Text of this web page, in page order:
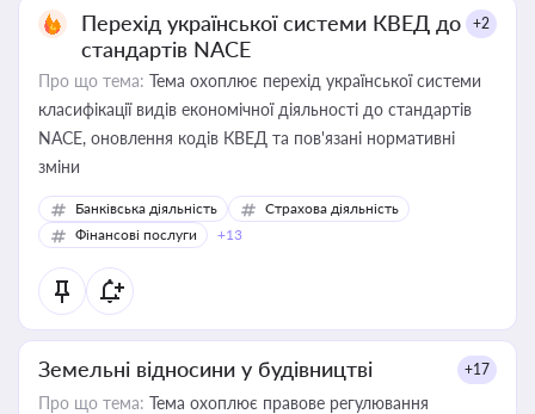
Перехід української системи КВЕД до
стандартів NACE
+2
Про що тема: Тема охоплює перехід української системи
класифікації видів економічної діяльності до стандартів
NACE, оновлення кодів КВЕД та пов'язані нормативні
зміни
Банківська діяльність
Страхова діяльність
Фінансові послуги
+13
Земельні відносини у будівництві +17
Про що тема: Тема охоплює правове регулювання